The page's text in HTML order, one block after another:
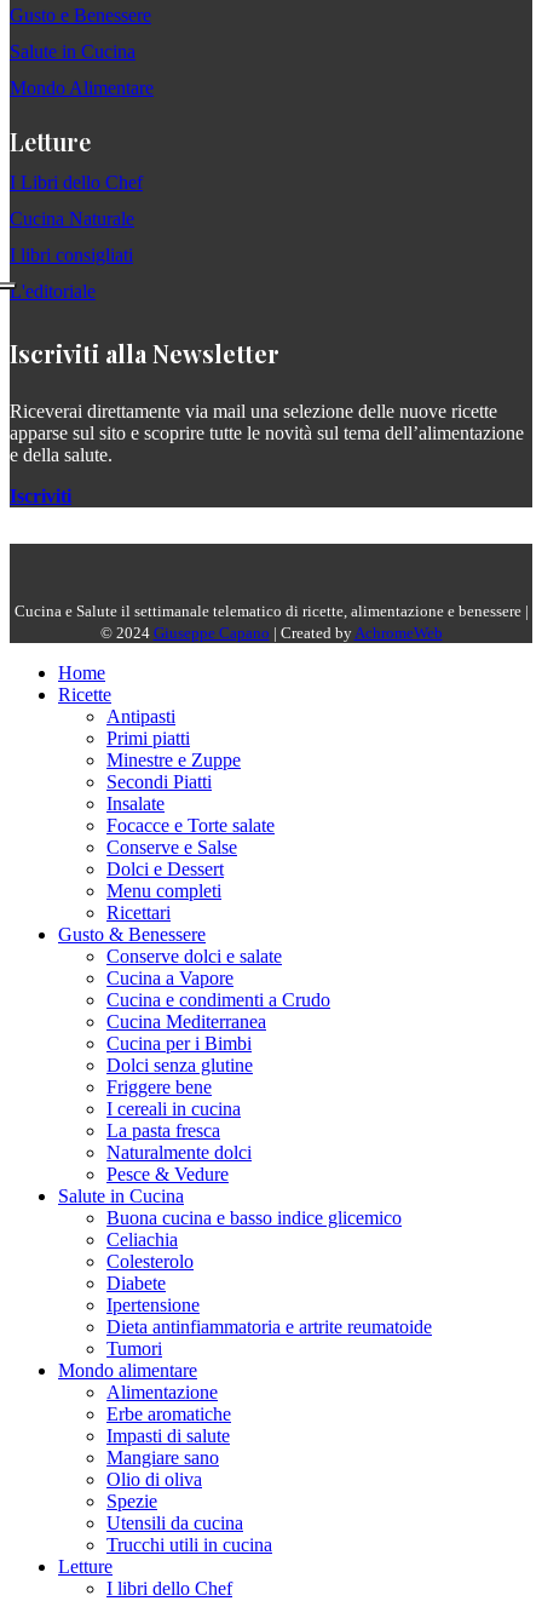
Gusto e Benessere
Salute in Cucina
Mondo Alimentare
Letture
I Libri dello Chef
Cucina Naturale
I libri consigliati
L'editoriale
Iscriviti alla Newsletter
Riceverai direttamente via mail una selezione delle nuove ricette
apparse sul sito e scoprire tutte le novità sul tema dell’alimentazione
e della salute.
Iscriviti
Cucina e Salute il settimanale telematico di ricette, alimentazione e benessere |
© 2024 Giuseppe Capano | Created byAchromeWeb
Home
Ricette
Antipasti
Primi piatti
Minestre e Zuppe
Secondi Piatti
Insalate
Focacce e Torte salate
Conserve e Salse
Dolci e Dessert
Menu completi
Ricettari
Gusto & Benessere
Conserve dolci e salate
Cucina a Vapore
Cucina e condimenti a Crudo
Cucina Mediterranea
Cucina per i Bimbi
Dolci senza glutine
Friggere bene
I cereali in cucina
La pasta fresca
Naturalmente dolci
Pesce & Vedure
Salute in Cucina
Buona cucina e basso indice glicemico
Celiachia
Colesterolo
Diabete
Ipertensione
Dieta antinfiammatoria e artrite reumatoide
Tumori
Mondo alimentare
Alimentazione
Erbe aromatiche
Impasti di salute
Mangiare sano
Olio di oliva
Spezie
Utensili da cucina
Trucchi utili in cucina
Letture
I libri dello Chef